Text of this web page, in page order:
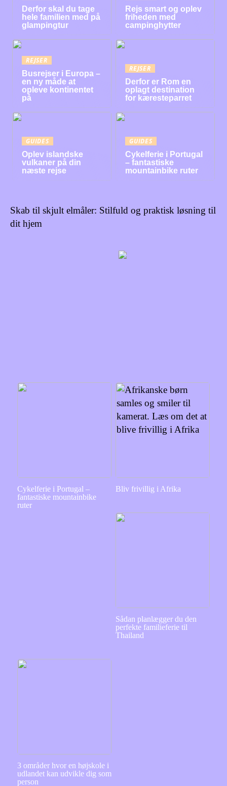
Derfor skal du tage
hele familien med på
glampingtur
Rejs smart og oplev
friheden med
campinghytter
REJSER
Busrejser i Europa –
en ny måde at
opleve kontinentet
på
REJSER
Derfor er Rom en
oplagt destination
for kæresteparret
GUIDES
Oplev islandske
vulkaner på din
næste rejse
GUIDES
Cykelferie i Portugal
– fantastiske
mountainbike ruter
Skab til skjult elmåler: Stilfuld og praktisk løsning til
dit hjem
Cykelferie i Portugal –
fantastiske mountainbike
ruter
Bliv frivillig i Afrika
Sådan planlægger du den
perfekte familieferie til
Thailand
3 områder hvor en højskole i
udlandet kan udvikle dig som
person